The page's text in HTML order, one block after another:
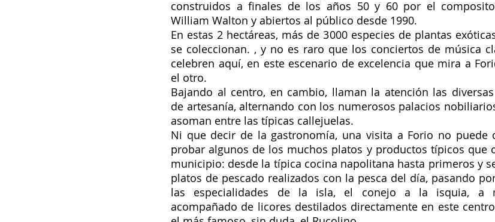
construidos a finales de los años 50 y 60 por el
William Walton y abiertos al público desde 1990.
En estas 2 hectáreas, más de 3000 especies de plantas
se coleccionan. , y no es raro que los conciertos de música
celebren aquí, en este escenario de excelencia que mira a
el otro.
Bajando al centro, en cambio, llaman la atención las
de artesanía, alternando con los numerosos palacios
asoman entre las típicas callejuelas.
Ni que decir de la gastronomía, una visita a Forio no puede
probar algunos de los muchos platos y productos típicos que
municipio: desde la típica cocina napolitana hasta primeros y
platos de pescado realizados con la pesca del día, pasando
las especialidades de la isla, el conejo a la isquia, a
acompañado de licores destilados directamente en este